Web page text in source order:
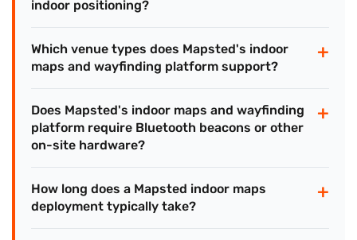
indoor positioning?
Which venue types does Mapsted's indoor
maps and wayfinding platform support?
+
Does Mapsted's indoor maps and wayfinding
platform require Bluetooth beacons or other
on-site hardware?
+
How long does a Mapsted indoor maps
deployment typically take?
+